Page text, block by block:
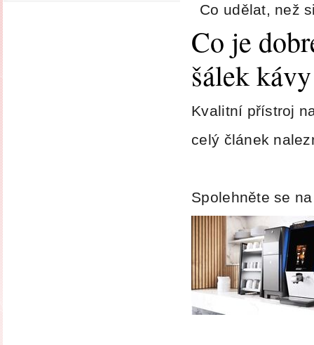
Co udělat, než
Co je
šálek
Kvalitní přístroj
celý článek
Spolehněte se